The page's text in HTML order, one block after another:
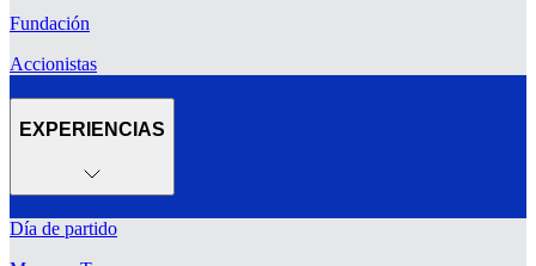
Fundación
Accionistas
EXPERIENCIAS
Día de partido